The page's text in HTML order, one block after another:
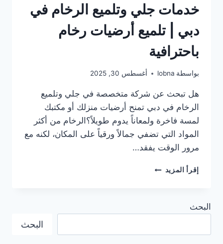
خدمات جلي وتلميع الرخام في
دبي | تلميع أرضيات رخام
باحترافية
بواسطة lobna أغسطس 30, 2025
هل تبحث عن شركة متخصصة في جلي وتلميع
الرخام في دبي تمنح أرضيات منزلك أو مكتبك
لمسة فاخرة ولمعاناً يدوم طويلاً؟الرخام من أكثر
المواد التي تضفي جمالاً ورقياً على المكان، لكنه مع
مرور الوقت يفقد…
إقرأ المزيد خدمات
البحث
البحث